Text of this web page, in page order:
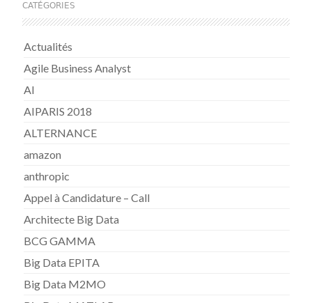
CATÉGORIES
Actualités
Agile Business Analyst
AI
AIPARIS 2018
ALTERNANCE
amazon
anthropic
Appel à Candidature – Call
Architecte Big Data
BCG GAMMA
Big Data EPITA
Big Data M2MO